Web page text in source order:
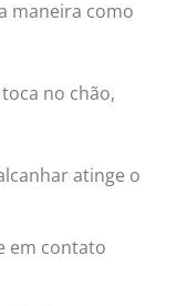
maneira como
no chão,
atinge o
em contato